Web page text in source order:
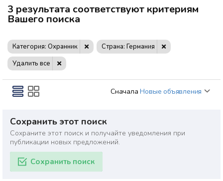
3 результата соответствуют критериям
Вашего поиска
Категория: Охранник
Страна: Германия
Удалить все
Сначала Новые объявления
Сохранить этот поиск
Сохраните этот поиск и получайте уведомления при
публикации новых предложений.
Сохранить поиск